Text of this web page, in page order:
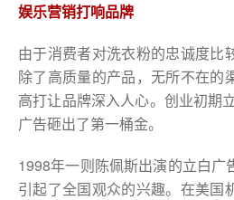
娱乐营销打响品牌
由于消费者对洗衣粉的忠诚度比
除了高质量的产品，无所不在的
高打让品牌深入人心。创业初期
广告砸出了第一桶金。
1998年一则陈佩斯出演的立白广
引起了全国观众的兴趣。在美国